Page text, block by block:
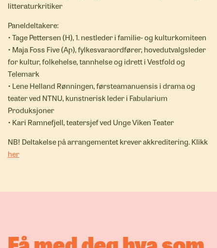
litteraturkritiker
Paneldeltakere:
• Tage Pettersen (H), 1. nestleder i familie- og kulturkomiteen
• Maja Foss Five (Ap), fylkesvaraordfører, hovedutvalgsleder
for kultur, folkehelse, tannhelse og idrett i Vestfold og
Telemark
• Lene Helland Rønningen, førsteamanuensis i drama og
teater ved NTNU, kunstnerisk leder i Fabularium
Produksjoner
• Kari Ramnefjell, teatersjef ved Unge Viken Teater
NB! Deltakelse på arrangementet krever akkreditering. Klikk
her